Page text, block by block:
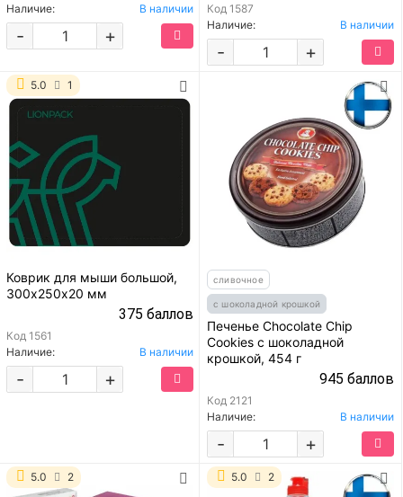
Наличие:
В наличии
+
-
Код 1587
Наличие:
В наличии
+
-
5.0 1
Коврик для мыши большой,
300х250х20 мм
375 баллов
Код 1561
Наличие:
В наличии
+
-
сливочное
с шоколадной крошкой
Печенье Chocolate Chip
Cookies с шоколадной
крошкой, 454 г
945 баллов
Код 2121
Наличие:
В наличии
+
-
5.0 2 5.0 2